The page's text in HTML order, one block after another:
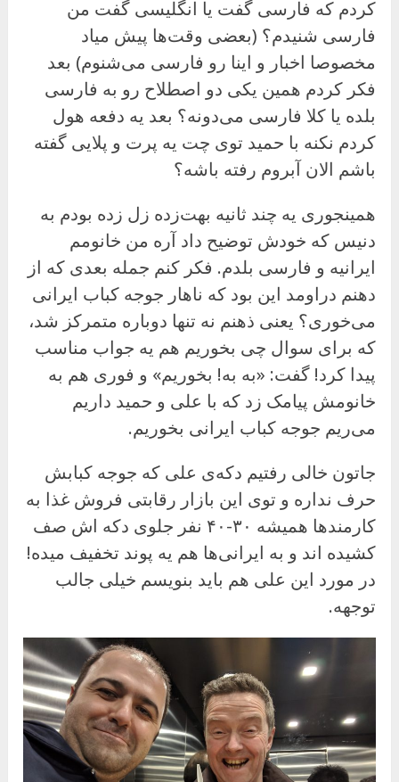
کردم که فارسی گفت یا انگلیسی گفت من
فارسی شنیدم؟ (بعضی وقت‌ها پیش میاد
مخصوصا اخبار و اینا رو فارسی می‌شنوم) بعد
فکر کردم همین یکی دو اصطلاح رو به فارسی
بلده یا کلا فارسی می‌دونه؟ بعد یه دفعه هول
کردم نکنه با حمید توی چت یه پرت و پلایی گفته
باشم الان آبروم رفته باشه؟
همینجوری یه چند ثانیه بهت‌زده زل زده بودم به
دنیس که خودش توضیح داد آره من خانومم
ایرانیه و فارسی بلدم. فکر کنم جمله بعدی که از
دهنم دراومد این بود که ناهار جوجه کباب ایرانی
می‌خوری؟ یعنی ذهنم نه تنها دوباره متمرکز شد،
که برای سوال چی بخوریم هم یه جواب مناسب
پیدا کرد! گفت: «به به! بخوریم» و فوری هم به
خانومش پیامک زد که با علی و حمید داریم
می‌ریم جوجه کباب ایرانی بخوریم.
جاتون خالی رفتیم دکه‌ی علی که جوجه کبابش
حرف نداره و توی این بازار رقابتی فروش غذا به
کارمندها همیشه ۳۰-۴۰ نفر جلوی دکه اش صف
کشیده اند و به ایرانی‌ها هم یه پوند تخفیف میده!
در مورد این علی هم باید بنویسم خیلی جالب
توجهه.